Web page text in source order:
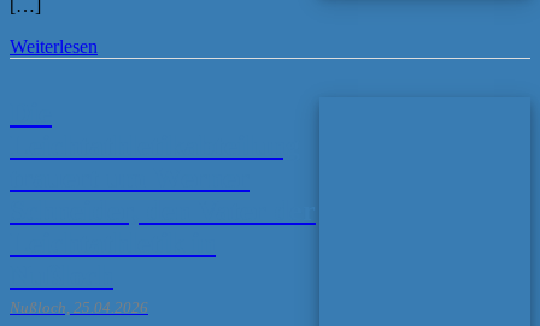
[…]
Weiterlesen
Nußloch, 25.04.2026